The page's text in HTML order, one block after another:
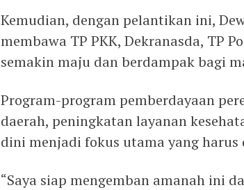
Kemudian, dengan pelantikan ini,
membawa TP PKK, Dekranasda, TP
semakin maju dan berdampak bagi
Program-program pemberdayaan
daerah, peningkatan layanan
dini menjadi fokus utama yang harus
“Saya siap mengemban amanah ini